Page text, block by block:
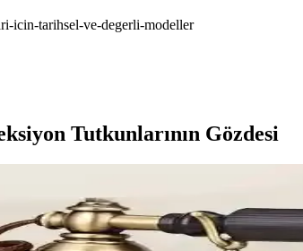
icin-tarihsel-ve-degerli-modeller
Tutkunlarının Gözdesi